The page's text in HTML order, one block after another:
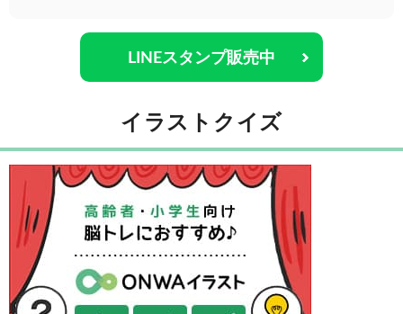
LINEスタンプ販売中
イラストクイズ